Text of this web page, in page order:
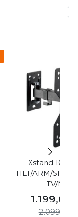
Xstand
TILT/ARM/
TV/
1.199,00
2.099,00